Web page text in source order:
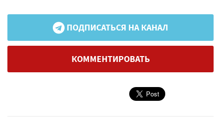
ПОДПИСАТЬСЯ НА КАНАЛ
КОММЕНТИРОВАТЬ